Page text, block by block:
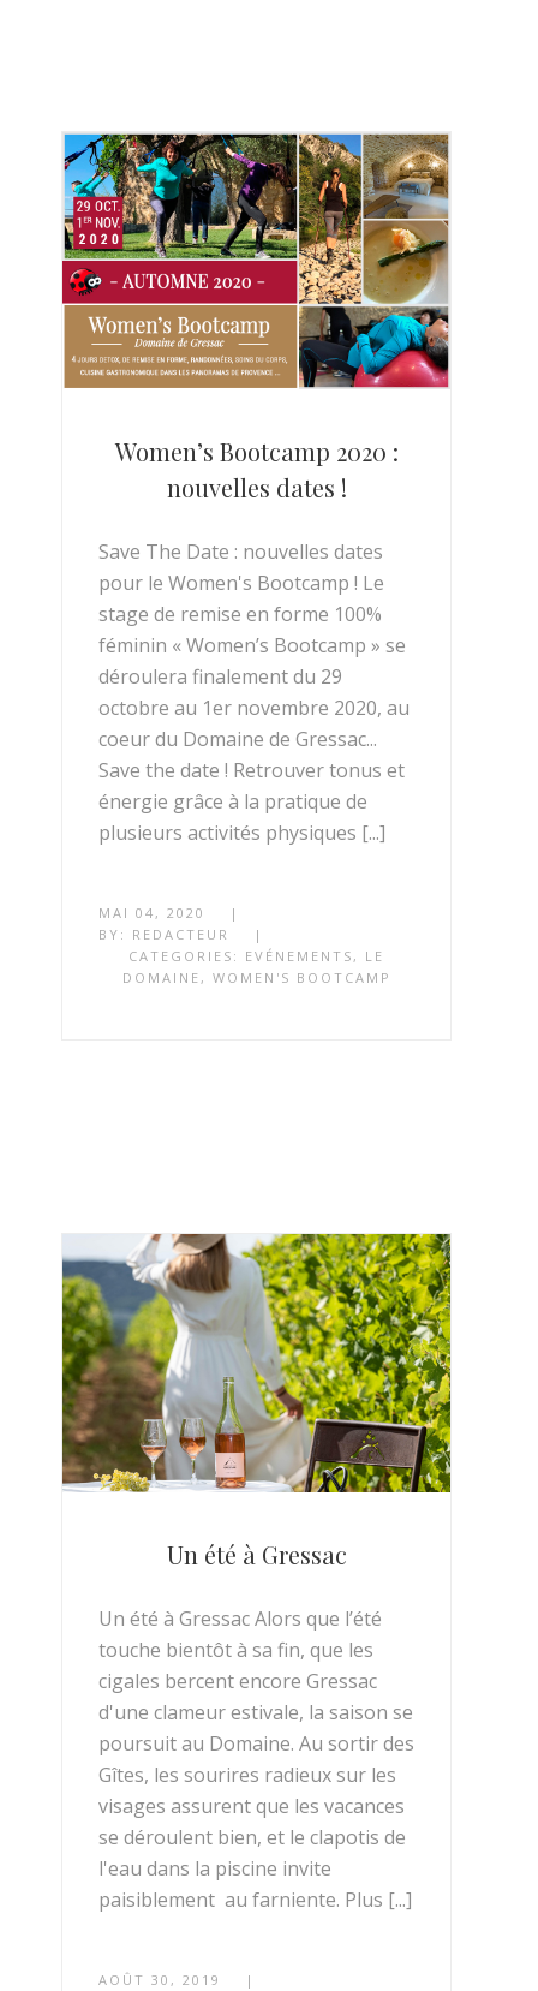
Women’s Bootcamp 2020 :
nouvelles dates !
Save The Date : nouvelles dates
pour le Women's Bootcamp ! Le
stage de remise en forme 100%
féminin « Women’s Bootcamp » se
déroulera finalement du 29
octobre au 1er novembre 2020, au
coeur du Domaine de Gressac...
Save the date ! Retrouver tonus et
énergie grâce à la pratique de
plusieurs activités physiques [...]
MAI 04, 2020
|
BY: REDACTEUR
|
CATEGORIES: EVÉNEMENTS , LE
DOMAINE , WOMEN'S BOOTCAMP
Un été à Gressac
Un été à Gressac Alors que l’été
touche bientôt à sa fin, que les
cigales bercent encore Gressac
d'une clameur estivale, la saison se
poursuit au Domaine. Au sortir des
Gîtes, les sourires radieux sur les
visages assurent que les vacances
se déroulent bien, et le clapotis de
l'eau dans la piscine invite
paisiblement au farniente. Plus [...]
AOÛT 30, 2019
|